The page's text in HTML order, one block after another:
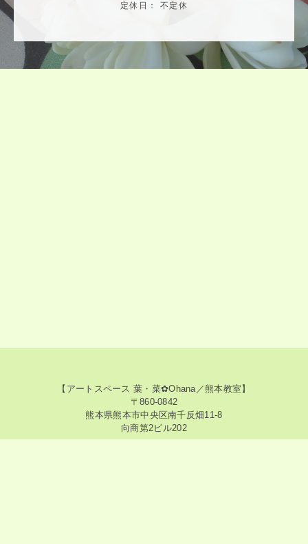
定休日： 不定休
【アートスペース 葉・菜✿Ohana／熊本教室】
〒860-0842
熊本県熊本市中央区南千反畑11-8
向商第2ビル202